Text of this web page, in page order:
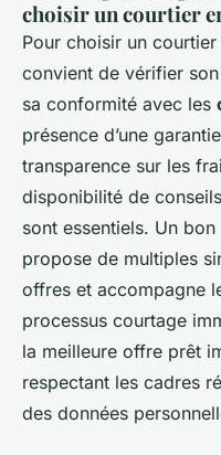
choisir un courtier
Pour choisir un
convient de vérifier son
sa conformité avec les
présence d’une
transparence sur les
disponibilité de
sont essentiels. Un
propose de multiples
offres et accompagne
processus courtage
la meilleure offre prêt
respectant les cadres
des données